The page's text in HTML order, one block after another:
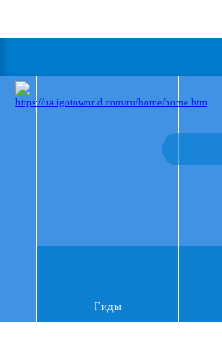
Гиды